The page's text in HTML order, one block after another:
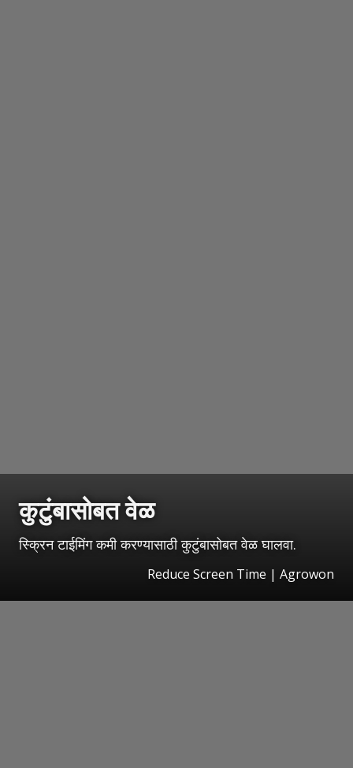
कुटुंबासोबत वेळ
स्क्रिन टाईमिंग कमी करण्यासाठी कुटुंबासोबत वेळ घालवा.
Reduce Screen Time | Agrowon